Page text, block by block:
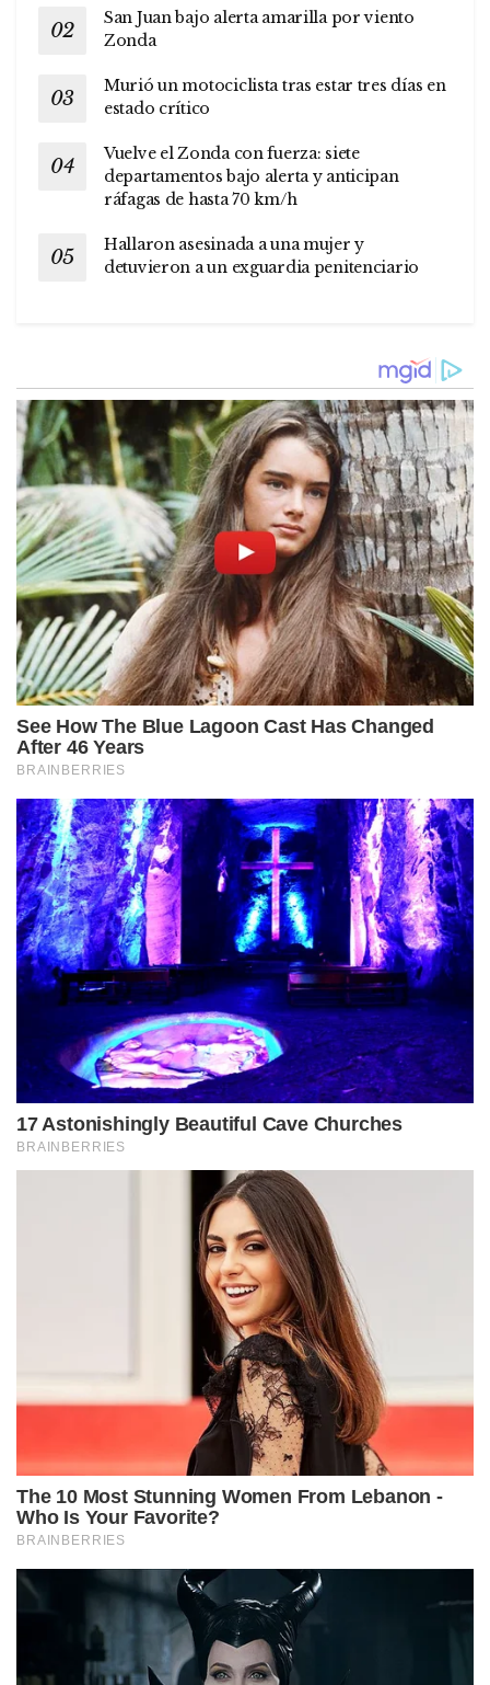
San Juan bajo alerta amarilla por viento
Zonda
Murió un motociclista tras estar tres días en
estado crítico
Vuelve el Zonda con fuerza: siete
departamentos bajo alerta y anticipan
ráfagas de hasta 70 km/h
Hallaron asesinada a una mujer y
detuvieron a un exguardia penitenciario